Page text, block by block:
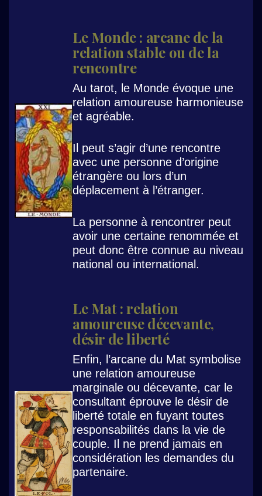
Le Monde : arcane de la
relation stable ou de la
rencontre
Au tarot, le Monde évoque une
relation amoureuse harmonieuse
et agréable.
Il peut s’agir d’une rencontre
avec une personne d’origine
étrangère ou lors d’un
déplacement à l’étranger.
La personne à rencontrer peut
avoir une certaine renommée et
peut donc être connue au niveau
national ou international.
Le Mat : relation
amoureuse décevante,
désir de liberté
Enfin, l’arcane du Mat symbolise
une relation amoureuse
marginale ou décevante, car le
consultant éprouve le désir de
liberté totale en fuyant toutes
responsabilités dans la vie de
couple. Il ne prend jamais en
considération les demandes du
partenaire.